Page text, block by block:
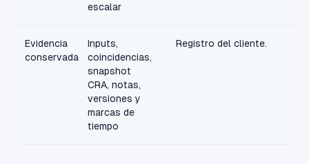
escalar
Evidencia
conservada
Inputs,
coincidencias,
snapshot
CRA, notas,
versiones y
marcas de
tiempo
Registro del cliente.